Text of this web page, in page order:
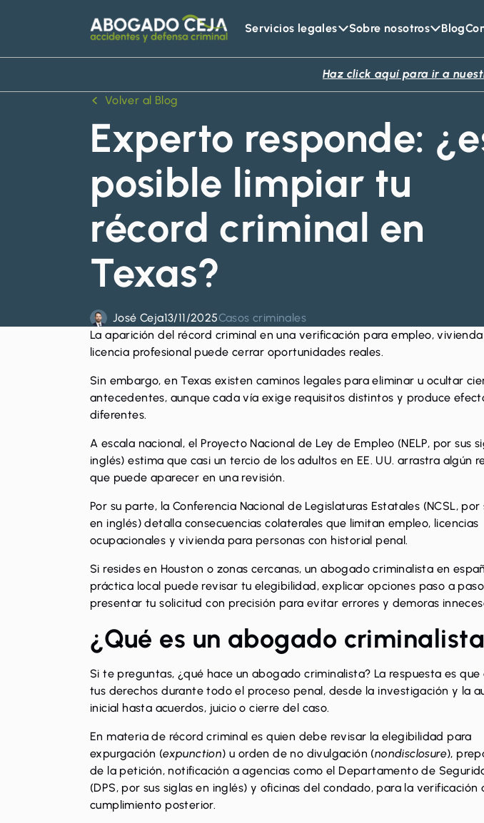
Abogado
Servicios legales Sobre nosotros Blog
Haz click aquí para ir a
Volver al Blog
Experto responde:
posible limpiar tu
récord criminal en
Texas?
José Ceja13/11/2025Casos criminales
La aparición del récord criminal en una verificación para empleo,
licencia profesional puede cerrar oportunidades reales.
Sin embargo, en Texas existen caminos legales para eliminar u ocultar
antecedentes, aunque cada vía exige requisitos distintos y produce
diferentes.
A escala nacional, el Proyecto Nacional de Ley de Empleo (NELP, por sus
inglés) estima que casi un tercio de los adultos en EE. UU. arrastra algún
que puede aparecer en una revisión.
Por su parte, la Conferencia Nacional de Legislaturas Estatales (NCSL, por
en inglés) detalla consecuencias colaterales que limitan empleo, licencias
ocupacionales y vivienda para personas con historial penal.
Si resides en Houston o zonas cercanas, unabogado criminalista en
práctica local puede revisar tu elegibilidad, explicar opciones paso a
presentar tu solicitud con precisión para evitar errores y demoras
¿Qué es un abogado
Si te preguntas, ¿qué hace un abogado criminalista? La respuesta es
tus derechos durante todo el proceso penal, desde la investigación y la
inicial hasta acuerdos, juicio o cierre del caso.
En materia de récord criminal es quien debe revisar la elegibilidad para
expurgación (expunction) u orden de no divulgación (nondisclosure),
de la petición, notificación a agencias como el Departamento de
(DPS, por sus siglas en inglés) y oficinas del condado, para la verificación
cumplimiento posterior.